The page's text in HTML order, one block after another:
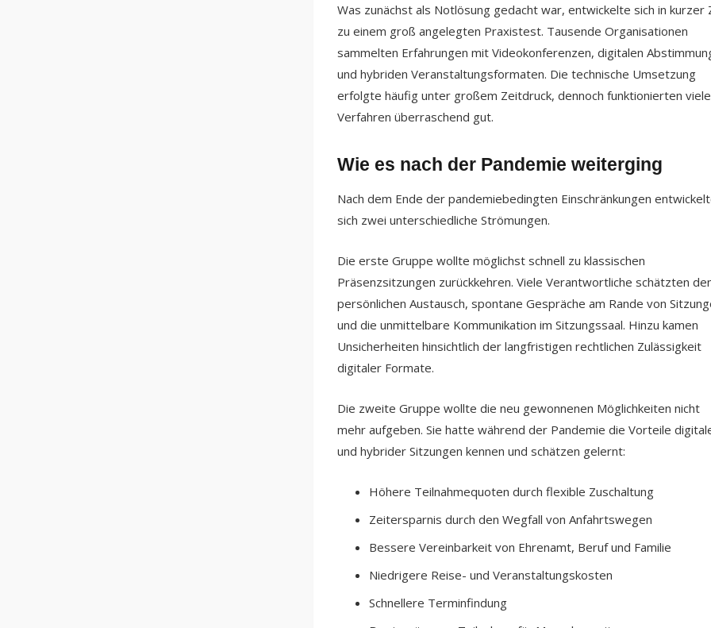
Was zunächst als Notlösung gedacht war, entwickelte sich in kurzer
zu einem groß angelegten Praxistest. Tausende Organisationen
sammelten Erfahrungen mit Videokonferenzen, digitalen
und hybriden Veranstaltungsformaten. Die technische Umsetzung
erfolgte häufig unter großem Zeitdruck, dennoch funktionierten viele
Verfahren überraschend gut.
Wie es nach der Pandemie weiterging
Nach dem Ende der pandemiebedingten Einschränkungen
sich zwei unterschiedliche Strömungen.
Die erste Gruppe wollte möglichst schnell zu klassischen
Präsenzsitzungen zurückkehren. Viele Verantwortliche schätzten
persönlichen Austausch, spontane Gespräche am Rande von
und die unmittelbare Kommunikation im Sitzungssaal. Hinzu kamen
Unsicherheiten hinsichtlich der langfristigen rechtlichen Zulässigkeit
digitaler Formate.
Die zweite Gruppe wollte die neu gewonnenen Möglichkeiten nicht
mehr aufgeben. Sie hatte während der Pandemie die Vorteile
und hybrider Sitzungen kennen und schätzen gelernt:
Höhere Teilnahmequoten durch flexible Zuschaltung
Zeitersparnis durch den Wegfall von Anfahrtswegen
Bessere Vereinbarkeit von Ehrenamt, Beruf und Familie
Niedrigere Reise- und Veranstaltungskosten
Schnellere Terminfindung